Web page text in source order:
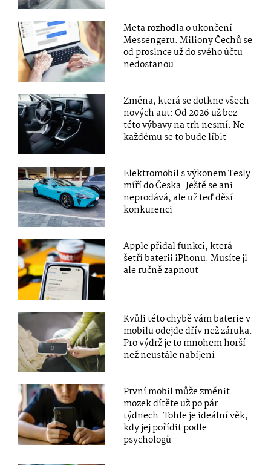
Meta rozhodla o ukončení
Messengeru. Miliony Čechů se
od prosince už do svého účtu
nedostanou
Změna, která se dotkne všech
nových aut: Od 2026 už bez
této výbavy na trh nesmí. Ne
každému se to bude líbit
Elektromobil s výkonem Tesly
míří do Česka. Ještě se ani
neprodává, ale už teď děsí
konkurenci
Apple přidal funkci, která
šetří baterii iPhonu. Musíte ji
ale ručně zapnout
Kvůli této chybě vám baterie v
mobilu odejde dřív než záruka.
Pro výdrž je to mnohem horší
než neustále nabíjení
První mobil může změnit
mozek dítěte už po pár
týdnech. Tohle je ideální věk,
kdy jej pořídit podle
psychologů